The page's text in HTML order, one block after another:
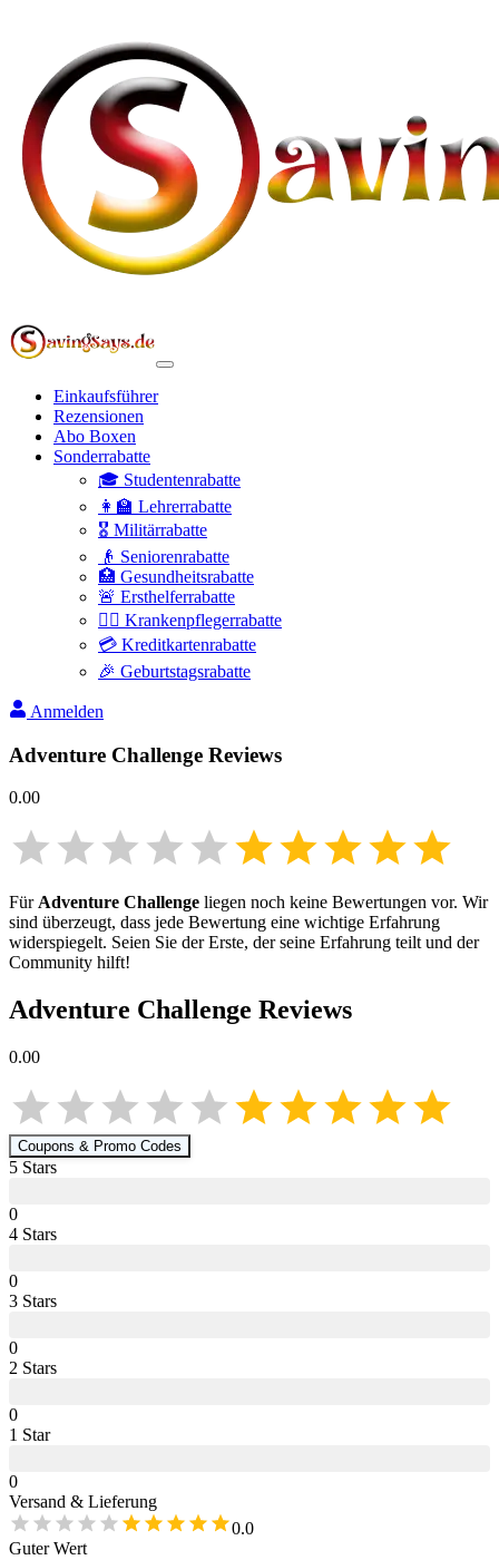
Einkaufsführer
Rezensionen
Abo Boxen
Sonderrabatte
🎓 Studentenrabatte
👩‍🏫 Lehrerrabatte
🎖️ Militärrabatte
👴 Seniorenrabatte
🏥 Gesundheitsrabatte
🚨 Ersthelferrabatte
👩‍⚕️ Krankenpflegerrabatte
💳 Kreditkartenrabatte
🎉 Geburtstagsrabatte
Anmelden
Adventure Challenge Reviews
0.00
FürAdventure Challenge liegen noch keine Bewertungen vor. Wir
sind überzeugt, dass jede Bewertung eine wichtige Erfahrung
widerspiegelt. Seien Sie der Erste, der seine Erfahrung teilt und der
Community hilft!
Adventure Challenge Reviews
0.00
Coupons & Promo Codes
5 Stars
0
4 Stars
0
3 Stars
0
2 Stars
0
1 Star
0
Versand & Lieferung
0.0
Guter Wert